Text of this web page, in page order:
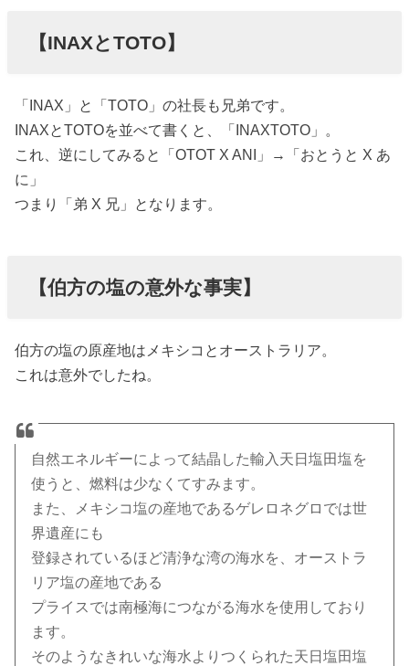
【INAXとTOTO】
「INAX」と「TOTO」の社長も兄弟です。
INAXとTOTOを並べて書くと、「INAXTOTO」。
これ、逆にしてみると「OTOT X ANI」→「おとうと X あ
に」
つまり「弟 X 兄」となります。
【伯方の塩の意外な事実】
伯方の塩の原産地はメキシコとオーストラリア。
これは意外でしたね。
自然エネルギーによって結晶した輸入天日塩田塩を
使うと、燃料は少なくてすみます。
また、メキシコ塩の産地であるゲレロネグロでは世
界遺産にも
登録されているほど清浄な湾の海水を、オーストラ
リア塩の産地である
プライスでは南極海につながる海水を使用しており
ます。
そのようなきれいな海水よりつくられた天日塩田塩